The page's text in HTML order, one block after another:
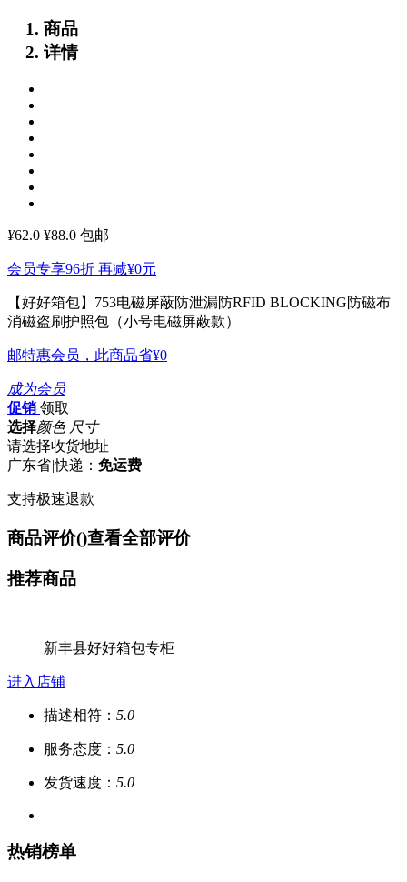
商品
详情
¥62.0 ¥88.0 包邮
会员专享96折 再减¥0元
【好好箱包】753电磁屏蔽防泄漏防RFID BLOCKING防磁布
消磁盗刷护照包（小号电磁屏蔽款）
邮特惠会员，此商品省¥0
成为会员
促销 领取
选择颜色 尺寸
请选择收货地址
广东省|快递： 免运费
支持极速退款
商品评价()查看全部评价
推荐商品
新丰县好好箱包专柜
进入店铺
描述相符： 5.0
服务态度： 5.0
发货速度： 5.0
热销榜单